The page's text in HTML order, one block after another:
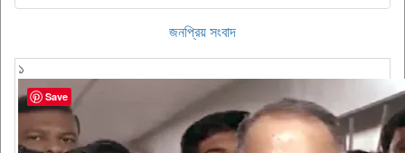
জনপ্রিয় সংবাদ
১
Save